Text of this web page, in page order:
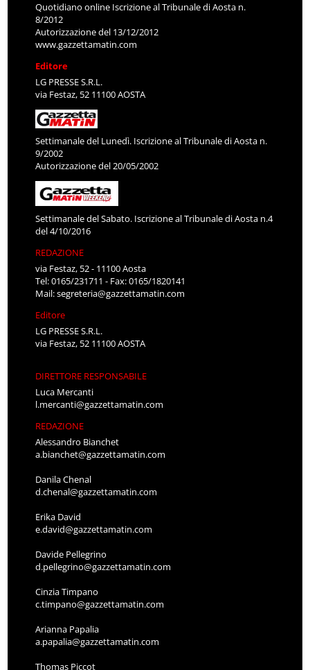
Quotidiano online Iscrizione al Tribunale di Aosta n.
8/2012
Autorizzazione del 13/12/2012
www.gazzettamatin.com
Editore
LG PRESSE S.R.L.
via Festaz, 52 11100 AOSTA
Settimanale del Lunedì. Iscrizione al Tribunale di Aosta n.
9/2002
Autorizzazione del 20/05/2002
Settimanale del Sabato. Iscrizione al Tribunale di Aosta n.4
del 4/10/2016
REDAZIONE
via Festaz, 52 - 11100 Aosta
Tel: 0165/231711 - Fax: 0165/1820141
Mail:segreteria@gazzettamatin.com
Editore
LG PRESSE S.R.L.
via Festaz, 52 11100 AOSTA
DIRETTORE RESPONSABILE
Luca Mercanti
l.mercanti@gazzettamatin.com
REDAZIONE
Alessandro Bianchet
a.bianchet@gazzettamatin.com
Danila Chenal
d.chenal@gazzettamatin.com
Erika David
e.david@gazzettamatin.com
Davide Pellegrino
d.pellegrino@gazzettamatin.com
Cinzia Timpano
c.timpano@gazzettamatin.com
Arianna Papalia
a.papalia@gazzettamatin.com
Thomas Piccot